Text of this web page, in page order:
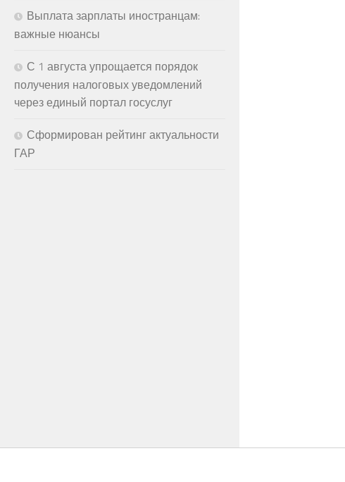
Выплата зарплаты иностранцам:
важные нюансы
С 1 августа упрощается порядок
получения налоговых уведомлений
через единый портал госуслуг
Сформирован рейтинг актуальности
ГАР